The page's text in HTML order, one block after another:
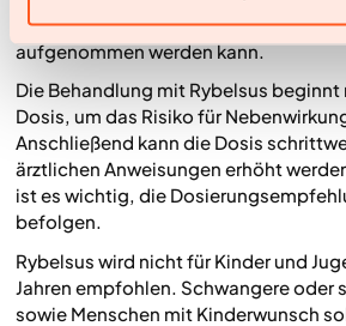
Medikamente einnimmst, damit der
aufgenommen werden kann.
Die Behandlung mit Rybelsus
Dosis, um das Risiko für
Anschließend kann die Dosis
ärztlichen Anweisungen erhöht
ist es wichtig, die
befolgen.
Rybelsus wird nicht für Kinder und
Jahren empfohlen. Schwangere oder
sowie Menschen mit Kinderwunsch